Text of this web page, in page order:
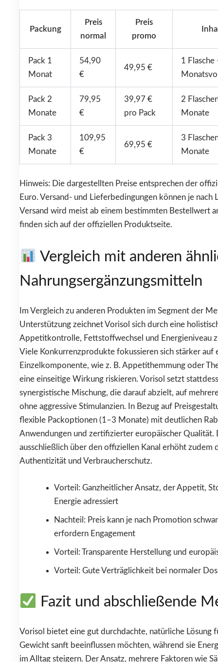
Packung
Preis
normal
Preis
promo
Pack 1
Monat
54,90
€
49,95 €
1 Flasche
Pack 2
Monate
79,95
€
39,97 €
pro Pack
2
Monate
Pack 3
Monate
109,95
€
69,95 €
3
Monate
Hinweis: Die dargestellten Preise entsprechen der
Euro. Versand- und Lieferbedingungen können je nach
Versand wird meist ab einem bestimmten Bestellwert
finden sich auf der offiziellen Produktseite.
Vergleich mit anderen
Nahrungsergänzungsmitteln
Im Vergleich zu anderen Produkten im Segment der
Unterstützung zeichnet Vorisol sich durch eine
Appetitkontrolle, Fettstoffwechsel und Energieniveau
Viele Konkurrenzprodukte fokussieren sich stärker auf
Einzelkomponente, wie z. B. Appetithemmung oder
eine einseitige Wirkung riskieren. Vorisol setzt
synergistische Mischung, die darauf abzielt, auf
ohne aggressive Stimulanzien. In Bezug auf
flexible Packoptionen (1–3 Monate) mit deutlichen
Anwendungen und zertifizierter europäischer Qualität.
ausschließlich über den offiziellen Kanal erhöht zudem
Authentizität und Verbraucherschutz.
Vorteil: Ganzheitlicher Ansatz, der Appetit,
Energie adressiert
Nachteil: Preis kann je nach Promotion
erfordern Engagement
Vorteil: Transparente Herstellung und
Vorteil: Gute Verträglichkeit bei normaler
Fazit und abschließende
Vorisol bietet eine gut durchdachte, natürliche Lösung
Gewicht sanft beeinflussen möchten, während sie
im Alltag steigern. Der Ansatz, mehrere Faktoren wie